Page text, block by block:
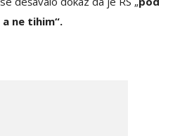
a ne tihim“.